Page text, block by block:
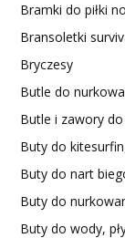
Bramki do piłki
Bransoletki
Bryczesy
Butle do
Butle i zawory
Buty do
Buty do nart
Buty do
Buty do wody,